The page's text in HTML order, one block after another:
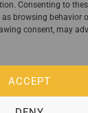
Consenting to
browsing behavior
consent, may
ACCEPT
Preparata
that disturbs and